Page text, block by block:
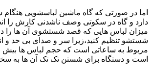
اما در صورتی که گاه ماشین لباسشویی
دارد و گاه در سکوتی وصف ناشدنی کارش را
میزان لباس هایی که قصد شستشوی آن ها را
شستشو تنظیم کنید،زیرا سر و صدای بی حد و
مربوط به ساعاتی است که حجم لباس ها بیش
است و دستگاه برای شستن تک تک آن ها به